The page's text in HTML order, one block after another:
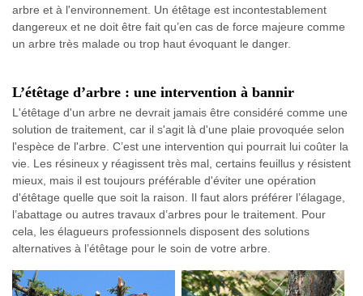
arbre et à l'environnement. Un étêtage est incontestablement
dangereux et ne doit être fait qu’en cas de force majeure comme
un arbre très malade ou trop haut évoquant le danger.
L’étêtage d’arbre : une intervention à bannir
L'étêtage d'un arbre ne devrait jamais être considéré comme une
solution de traitement, car il s'agit là d'une plaie provoquée selon
l'espèce de l'arbre. C’est une intervention qui pourrait lui coûter la
vie. Les résineux y réagissent très mal, certains feuillus y résistent
mieux, mais il est toujours préférable d'éviter une opération
d'étêtage quelle que soit la raison. Il faut alors préférer l’élagage,
l’abattage ou autres travaux d’arbres pour le traitement. Pour
cela, les élagueurs professionnels disposent des solutions
alternatives à l’étêtage pour le soin de votre arbre.